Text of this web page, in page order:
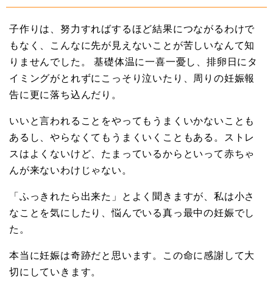
子作りは、努力すればするほど結果につながるわけで
もなく、こんなに先が見えないことが苦しいなんて知
りませんでした。 基礎体温に一喜一憂し、排卵日にタ
イミングがとれずにこっそり泣いたり、周りの妊娠報
告に更に落ち込んだり。
いいと言われることをやってもうまくいかないことも
あるし、やらなくてもうまくいくこともある。ストレ
スはよくないけど、たまっているからといって赤ちゃ
んが来ないわけじゃない。
「ふっきれたら出来た」とよく聞きますが、私は小さ
なことを気にしたり、悩んでいる真っ最中の妊娠でし
た。
本当に妊娠は奇跡だと思います。この命に感謝して大
切にしていきます。